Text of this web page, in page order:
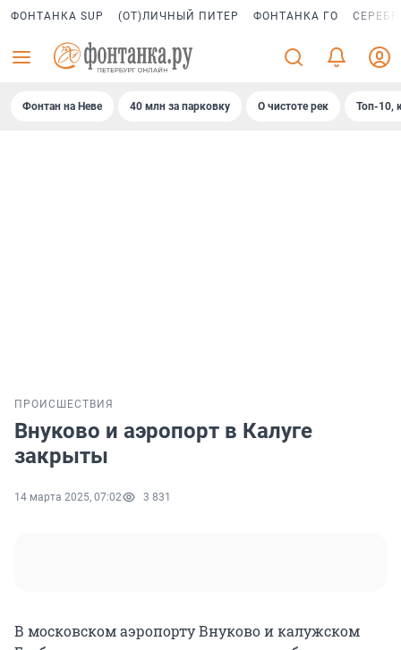
ФОНТАНКА SUP (ОТ)ЛИЧНЫЙ ПИТЕР ФОНТАНКА ГО
Фонтан на Неве 40 млн за парковку О чистоте рек Топ-10,
ПРОИСШЕСТВИЯ
Внуково и аэропорт в Калуге
закрыты
14 марта 2025, 07:02 3 831
В московском аэропорту Внуково и калужском